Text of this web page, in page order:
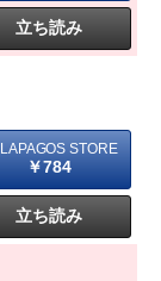
立ち読み
￥784
立ち読み